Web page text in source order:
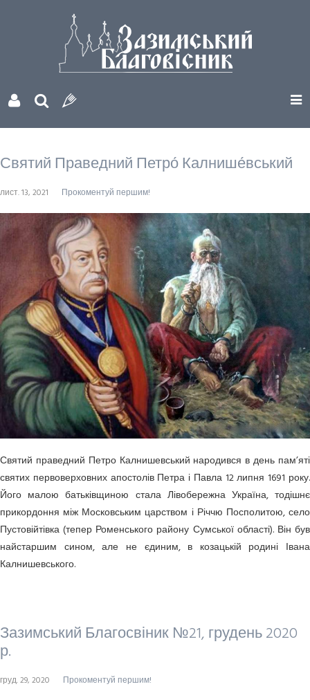
Святий Праведний Петро́ Калнише́вський
лист. 13, 2021 Прокоментуй першим!
Святий праведний Петро Калнишевський народився в день пам’яті
святих первоверховних апостолів Петра і Павла 12 липня 1691 року.
Його малою батьківщиною стала Лівобережна Україна, тодішнє
прикордоння між Московським царством і Річчю Посполитою, село
Пустовійтівка (тепер Роменського району Сумської області). Він був
найстаршим сином, але не єдиним, в козацькій родині Івана
Калнишевського.
Зазимський Благосвіник №21, грудень 2020
р.
груд. 29, 2020 Прокоментуй першим!